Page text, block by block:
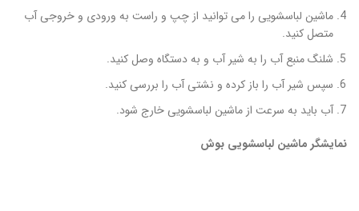
ماشین لباسشویی را می توانید از چپ و راست به ورودی و خروجی آب
متصل کنید.
شلنگ منبع آب را به شیر آب و به دستگاه وصل کنید.
سپس شیر آب را باز کرده و نشتی آب را بررسی کنید.
آب باید به سرعت از ماشین لباسشویی خارج شود.
نمایشگر ماشین لباسشویی بوش